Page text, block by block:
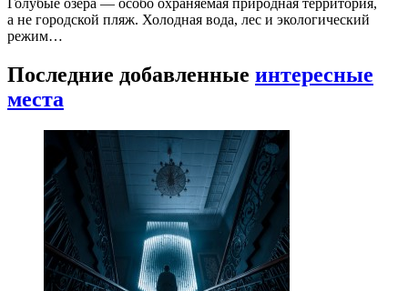
а не городской пляж. Холодная вода, лес и экологический
режим…
Последние добавленные интересные
места